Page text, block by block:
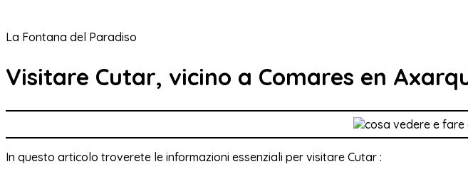
La Fontana del Paradiso
Visitare Cutar, vicino a Comares en
In questo articolo troverete le informazioni essenziali per visitare Cutar :